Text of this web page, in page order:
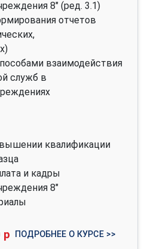
8" (ред. 3.1)
отчетов
взаимодействия
служб в
квалификации
и кадры
8"
р ПОДРОБНЕЕ О КУРСЕ >>